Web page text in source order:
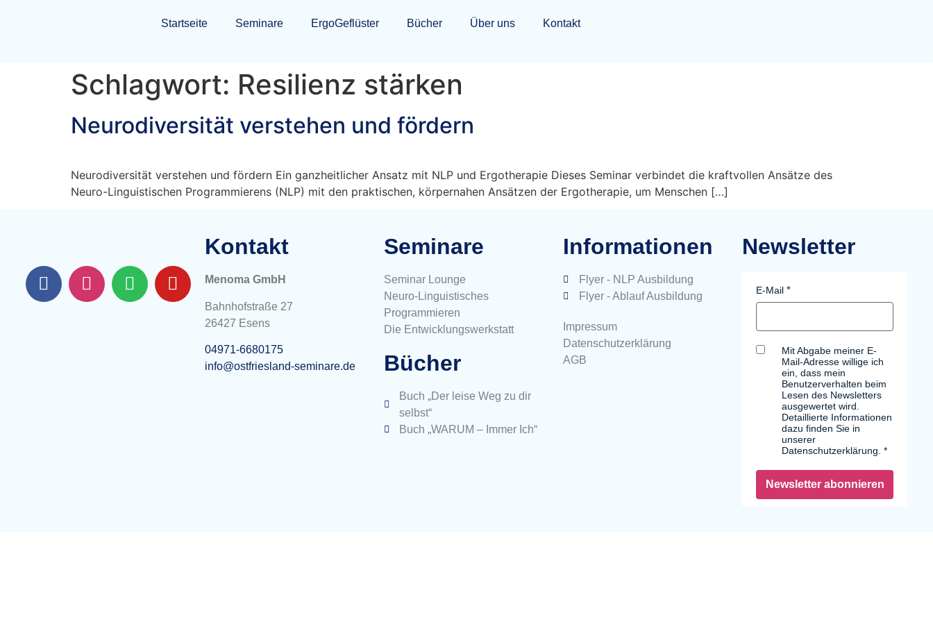
Startseite Seminare ErgoGeflüster Bücher Über uns Kontakt
Schlagwort: Resilienz stärken
Neurodiversität verstehen und fördern
Neurodiversität verstehen und fördern Ein ganzheitlicher Ansatz mit NLP und Ergotherapie Dieses Seminar verbindet die kraftvollen Ansätze des
Neuro-Linguistischen Programmierens (NLP) mit den praktischen, körpernahen Ansätzen der Ergotherapie, um Menschen […]
Kontakt
Menoma GmbH
Bahnhofstraße 27
26427 Esens
04971-6680175
info@ostfriesland-seminare.de
Seminare
Seminar Lounge
Neuro-Linguistisches
Programmieren
Die Entwicklungswerkstatt
Bücher
Buch „Der leise Weg zu dir
selbst“
Buch „WARUM – Immer Ich“
Informationen
Flyer - NLP Ausbildung
Flyer - Ablauf Ausbildung
Impressum
Datenschutzerklärung
AGB
Newsletter
E-Mail
Mit Abgabe meiner E-
Mail-Adresse willige ich
ein, dass mein
Benutzerverhalten beim
Lesen des Newsletters
ausgewertet wird.
Detaillierte Informationen
dazu finden Sie in
unserer
Datenschutzerklärung.
Newsletter abonnieren